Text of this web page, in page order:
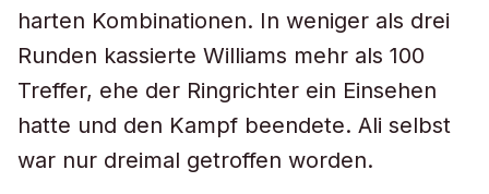
harten Kombinationen. In weniger als drei
Runden kassierte Williams mehr als 100
Treffer, ehe der Ringrichter ein Einsehen
hatte und den Kampf beendete. Ali selbst
war nur dreimal getroffen worden.